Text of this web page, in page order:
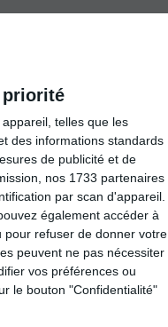
priorité
telles que les
des informations standards
de publicité et de
nos 1733 partenaires
par scan d'appareil.
également accéder à
pour refuser de donner votre
peuvent ne pas nécessiter
vos préférences ou
le bouton "Confidentialité"
cave à vin,